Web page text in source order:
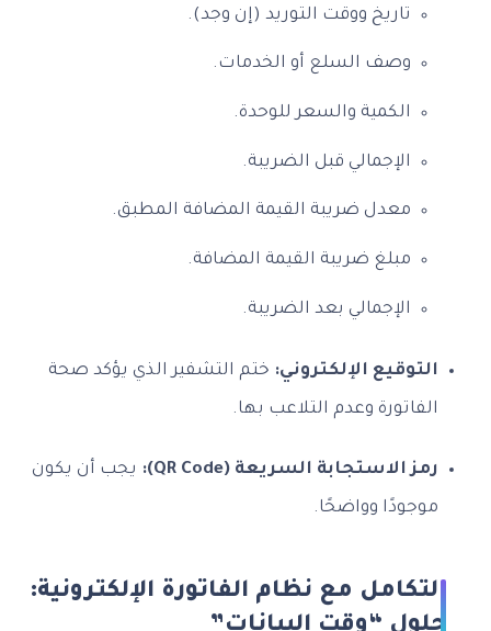
تاريخ ووقت التوريد (إن وجد).
وصف السلع أو الخدمات.
الكمية والسعر للوحدة.
الإجمالي قبل الضريبة.
معدل ضريبة القيمة المضافة المطبق.
مبلغ ضريبة القيمة المضافة.
الإجمالي بعد الضريبة.
التوقيع الإلكتروني: ختم التشفير الذي يؤكد صحة
الفاتورة وعدم التلاعب بها.
رمز الاستجابة السريعة (QR Code): يجب أن يكون
موجودًا وواضحًا.
التكامل مع نظام الفاتورة الإلكترونية: